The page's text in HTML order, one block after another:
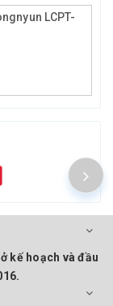
LCPT-
kế hoạch và đầu